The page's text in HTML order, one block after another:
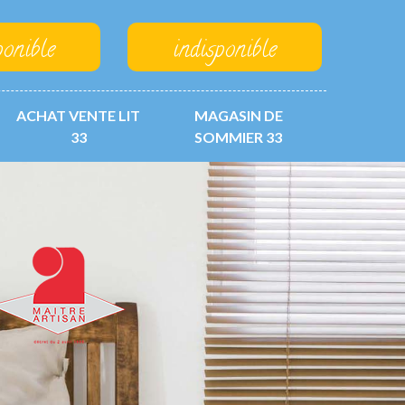
indisponible
ACHAT VENTE LIT
33
MAGASIN DE
SOMMIER 33